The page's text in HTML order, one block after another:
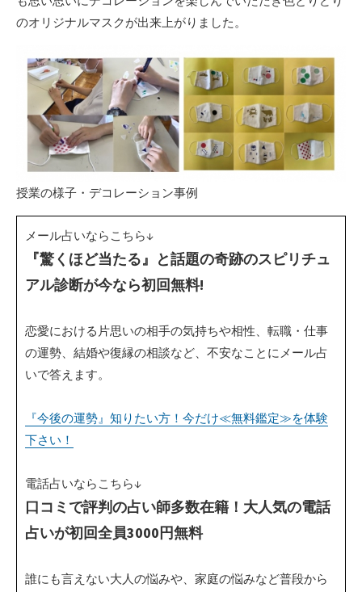
のオリジナルマスクが出来上がりました。
授業の様子・デコレーション事例
メール占いならこちら↓
『驚くほど当たる』と話題の奇跡のスピリチュ
アル診断が今なら初回無料!
恋愛における片思いの相手の気持ちや相性、転職・仕事
の運勢、結婚や復縁の相談など、不安なことにメール占
いで答えます。
『今後の運勢』知りたい方！今だけ≪無料鑑定≫を体験
下さい！
電話占いならこちら↓
口コミで評判の占い師多数在籍！大人気の電話
占いが初回全員3000円無料
誰にも言えない大人の悩みや、家庭の悩みなど普段から